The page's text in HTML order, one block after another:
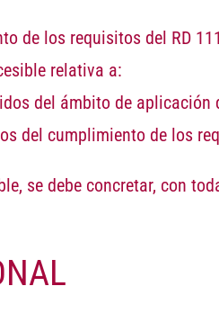
de los requisitos del RD
relativa a:
del ámbito de aplicación
del cumplimiento de los
se debe concretar, con